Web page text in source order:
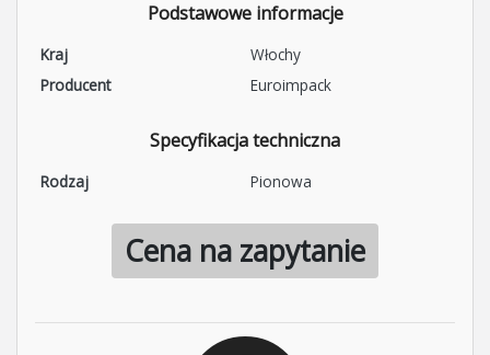
Podstawowe informacje
Kraj
Włochy
Producent
Euroimpack
Specyfikacja techniczna
Rodzaj Pionowa
Cena na zapytanie